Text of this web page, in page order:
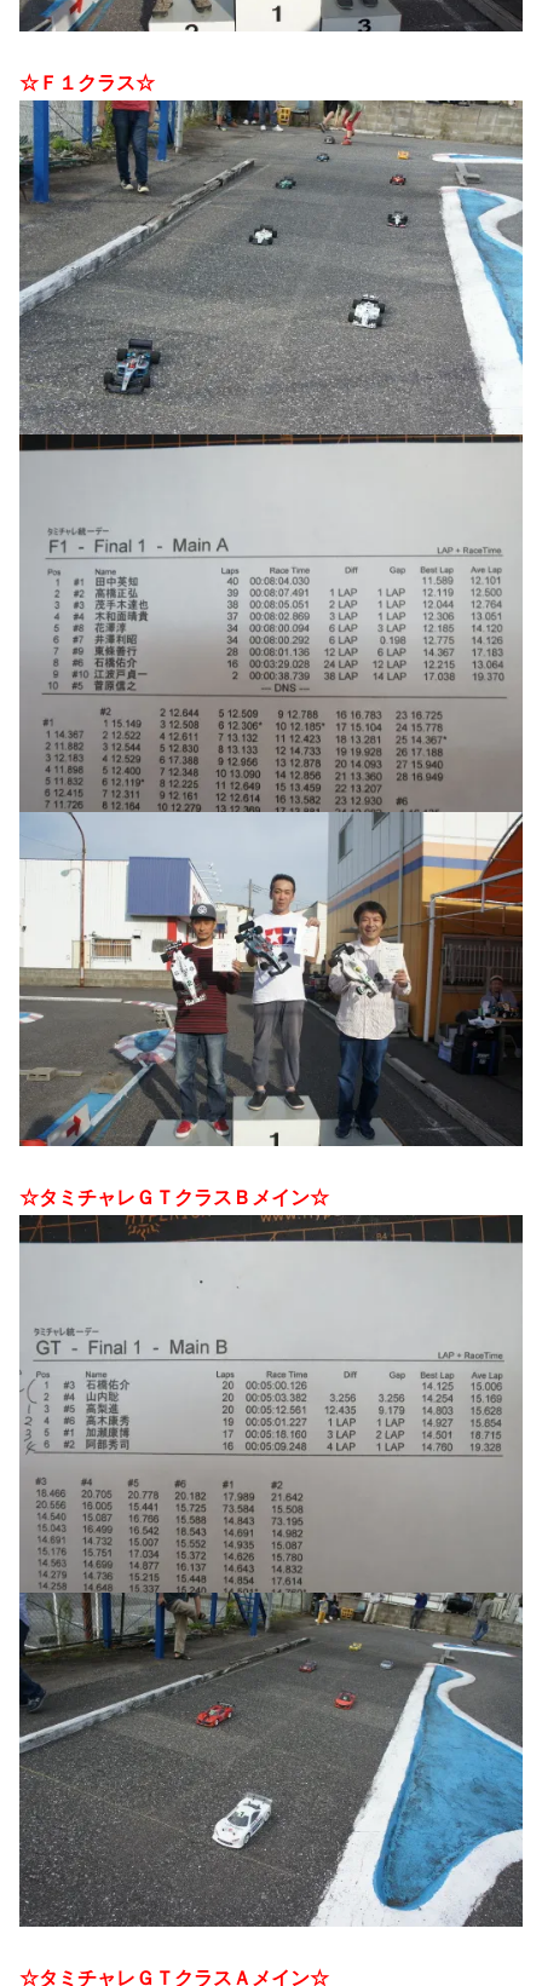
☆Ｆ１クラス☆
☆タミチャレＧＴクラスＢメイン☆
☆タミチャレＧＴクラスＡメイン☆